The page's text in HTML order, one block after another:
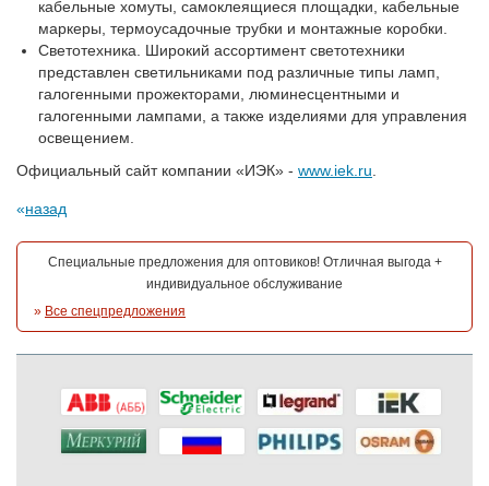
кабельные хомуты, самоклеящиеся площадки, кабельные
маркеры, термоусадочные трубки и монтажные коробки.
Светотехника. Широкий ассортимент светотехники
представлен светильниками под различные типы ламп,
галогенными прожекторами, люминесцентными и
галогенными лампами, а также изделиями для управления
освещением.
Официальный сайт компании «ИЭК» - www.iek.ru
назад
Специальные предложения для оптовиков! Отличная выгода +
индивидуальное обслуживание
» Все спецпредложения